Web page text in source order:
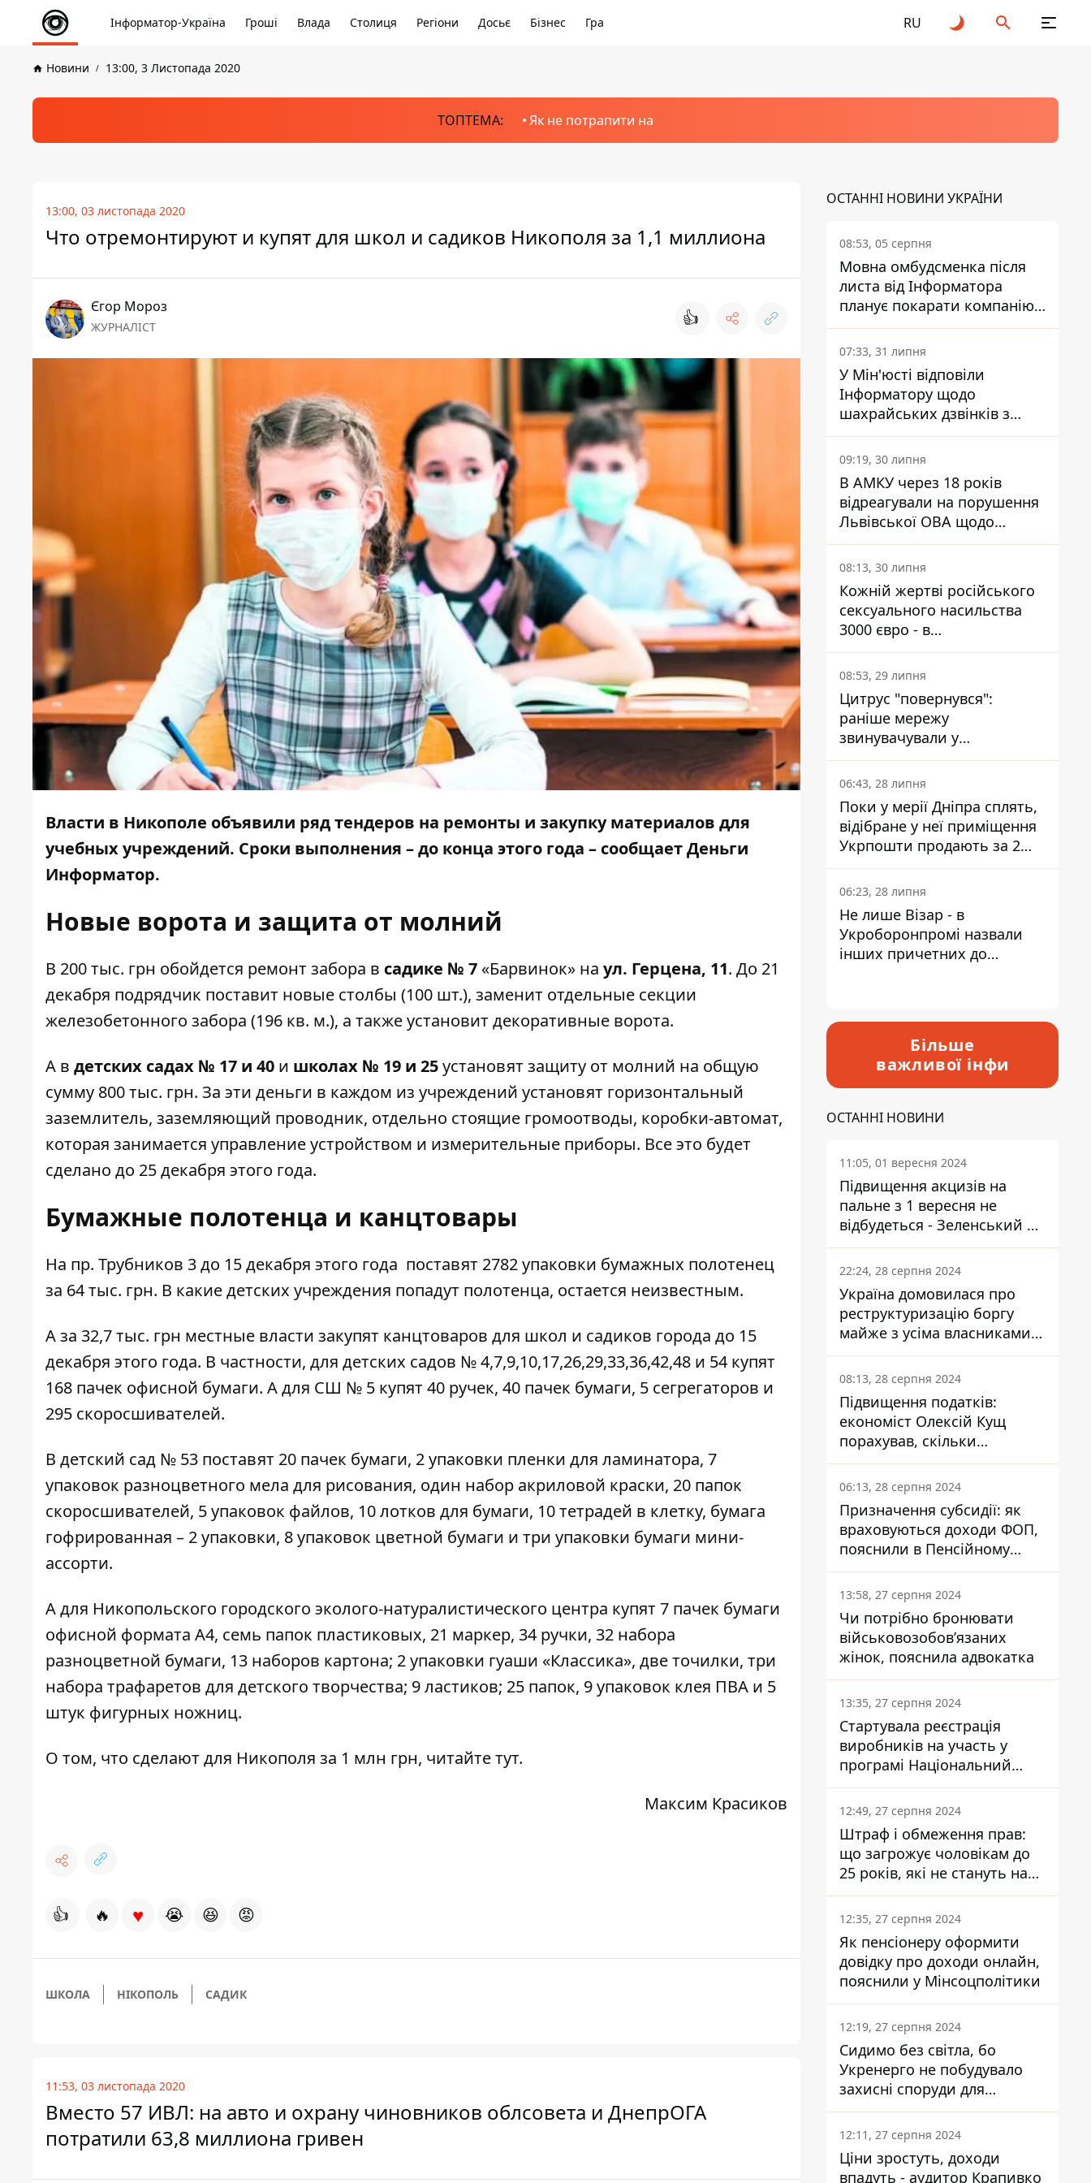
Інформатор-Україна Гроші Влада Столиця Регіони Досьє Бізнес Гра RU
Новини 13:00, 3 Листопада 2020
ТОПТЕМА: Як не потрапити на
13:00, 03 листопада 2020
Что отремонтируют и купят для школ и садиков Никополя за 1,1 миллиона
Єгор Мороз
ЖУРНАЛІСТ 👍
Власти в Никополе объявили ряд тендеров на ремонты и закупку материалов для
учебных учреждений. Сроки выполнения – до конца этого года – сообщаетДеньги
Информатор.
Новые ворота и защита от молний
В 200 тыс. грн обойдется ремонт забора в садике № 7«Барвинок» на ул. Герцена, 11. До 21
декабря подрядчик поставит новые столбы (100 шт.), заменит отдельные секции
железобетонного забора (196 кв. м.), а также установит декоративные ворота.
А в детских садах № 17 и 40 и школах № 19 и 25установят защиту от молний на общую
сумму 800 тыс. грн. За эти деньги в каждом из учреждений установят горизонтальный
заземлитель, заземляющий проводник, отдельно стоящие громоотводы, коробки-автомат,
которая занимается управление устройством и измерительные приборы. Все это будет
сделано до 25 декабря этого года.
Бумажные полотенца и канцтовары
На пр. Трубников 3 до 15 декабря этого года поставят 2782 упаковки бумажных полотенец
за 64 тыс. грн. В какие детских учреждения попадут полотенца, остается неизвестным.
А за 32,7 тыс. грн местные власти закупят канцтоваров для школ и садиков города до 15
декабря этого года. В частности, для детских садов № 4,7,9,10,17,26,29,33,36,42,48 и 54 купят
168 пачек офисной бумаги. А для СШ № 5 купят 40 ручек, 40 пачек бумаги, 5 сегрегаторов и
295 скоросшивателей.
В детский сад № 53 поставят 20 пачек бумаги, 2 упаковки пленки для ламинатора, 7
упаковок разноцветного мела для рисования, один набор акриловой краски, 20 папок
скоросшивателей, 5 упаковок файлов, 10 лотков для бумаги, 10 тетрадей в клетку, бумага
гофрированная – 2 упаковки, 8 упаковок цветной бумаги и три упаковки бумаги мини-
ассорти.
А для Никопольского городского эколого-натуралистического центра купят 7 пачек бумаги
офисной формата А4, семь папок пластиковых, 21 маркер, 34 ручки, 32 набора
разноцветной бумаги, 13 наборов картона; 2 упаковки гуаши «Классика», две точилки, три
набора трафаретов для детского творчества; 9 ластиков; 25 папок, 9 упаковок клея ПВА и 5
штук фигурных ножниц.
О том, что сделают для Никополя за 1 млн грн, читайте тут.
Максим Красиков
👍 🔥 ♥ 😭 😆 😡
ШКОЛА НІКОПОЛЬ САДИК
11:53, 03 листопада 2020
Вместо 57 ИВЛ: на авто и охрану чиновников облсовета и ДнепрОГА
потратили 63,8 миллиона гривен
ОСТАННІ НОВИНИ УКРАЇНИ
08:53, 05 серпня
Мовна омбудсменка після
листа від Інформатора
планує покарати компанію-
підрядника ПриватБанку
07:33, 31 липня
У Мін'юсті відповіли
Інформатору щодо
шахрайських дзвінків з
камери Сумського СІЗО так,
що ніхто нічого не зрозумів
09:19, 30 липня
В АМКУ через 18 років
відреагували на порушення
Львівської ОВА щодо
харчування у закладах
освіти
08:13, 30 липня
Кожній жертві російського
сексуального насильства
3000 євро - в
Мінсоцполітики пояснили
Інформатору, звідки на це
гроші
08:53, 29 липня
Цитрус "повернувся":
раніше мережу
звинувачували у
контрабанді техніки та
ухиленні від сплати
податків
06:43, 28 липня
Поки у мерії Дніпра сплять,
відібране у неї приміщення
Укрпошти продають за 2
мільйони
06:23, 28 липня
Не лише Візар - в
Укроборонпромі назвали
інших причетних до
Більше
важливої інфи
ОСТАННІ НОВИНИ
11:05, 01 вересня 2024
Підвищення акцизів на
пальне з 1 вересня не
відбудеться - Зеленський не
підписав закон
22:24, 28 серпня 2024
Україна домовилася про
реструктуризацію боргу
майже з усіма власниками
єврооблігацій: що це
означає для країни
08:13, 28 серпня 2024
Підвищення податків:
економіст Олексій Кущ
порахував, скільки
заплатить кожен українець
06:13, 28 серпня 2024
Призначення субсидії: як
враховуються доходи ФОП,
пояснили в Пенсійному
фонді
13:58, 27 серпня 2024
Чи потрібно бронювати
військовозобов’язаних
жінок, пояснила адвокатка
13:35, 27 серпня 2024
Стартувала реєстрація
виробників на участь у
програмі Національний
кешбек: як це зробити
через портал Дія
12:49, 27 серпня 2024
Штраф і обмеження прав:
що загрожує чоловікам до
25 років, які не стануть на
військовий облік
12:35, 27 серпня 2024
Як пенсіонеру оформити
довідку про доходи онлайн,
пояснили у Мінсоцполітики
12:19, 27 серпня 2024
Сидимо без світла, бо
Укренерго не побудувало
захисні споруди для
енергетики - нардеп
Кучеренко
12:11, 27 серпня 2024
Ціни зростуть, доходи
впадуть - аудитор Крапивко